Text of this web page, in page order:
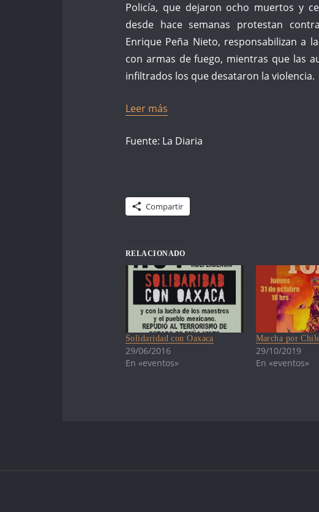
Policía, que dejaron ocho muertos y
desde hace semanas protestan
Enrique Peña Nieto, responsabilizan a
con armas de fuego, mientras que las
infiltrados los que desataron la violencia.
Leer más
Fuente: La Diaria
Compartir
RELACIONADO
Solidaridad con Oaxaca
29/06/2016
En «eventos»
Marcha por
29/10/2019
En «eventos»